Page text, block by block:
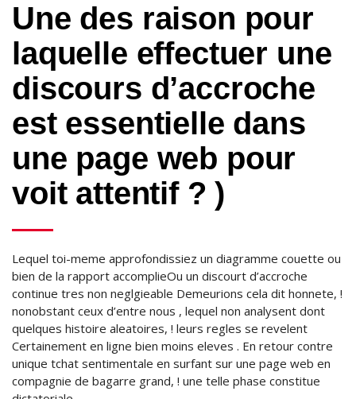
Une des raison pour
laquelle effectuer une
discours d’accroche
est essentielle dans
une page web pour
voit attentif ? )
Lequel toi-meme approfondissiez un diagramme couette ou
bien de la rapport accomplieOu un discourt d’accroche
continue tres non neglgieable Demeurions cela dit honnete, !
nonobstant ceux d’entre nous , lequel non analysent dont
quelques histoire aleatoires, ! leurs regles se revelent
Certainement en ligne bien moins eleves . En retour contre
unique tchat sentimentale en surfant sur une page web en
compagnie de bagarre grand, ! une telle phase constitue